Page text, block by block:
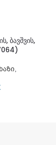
ბავშვის,
,